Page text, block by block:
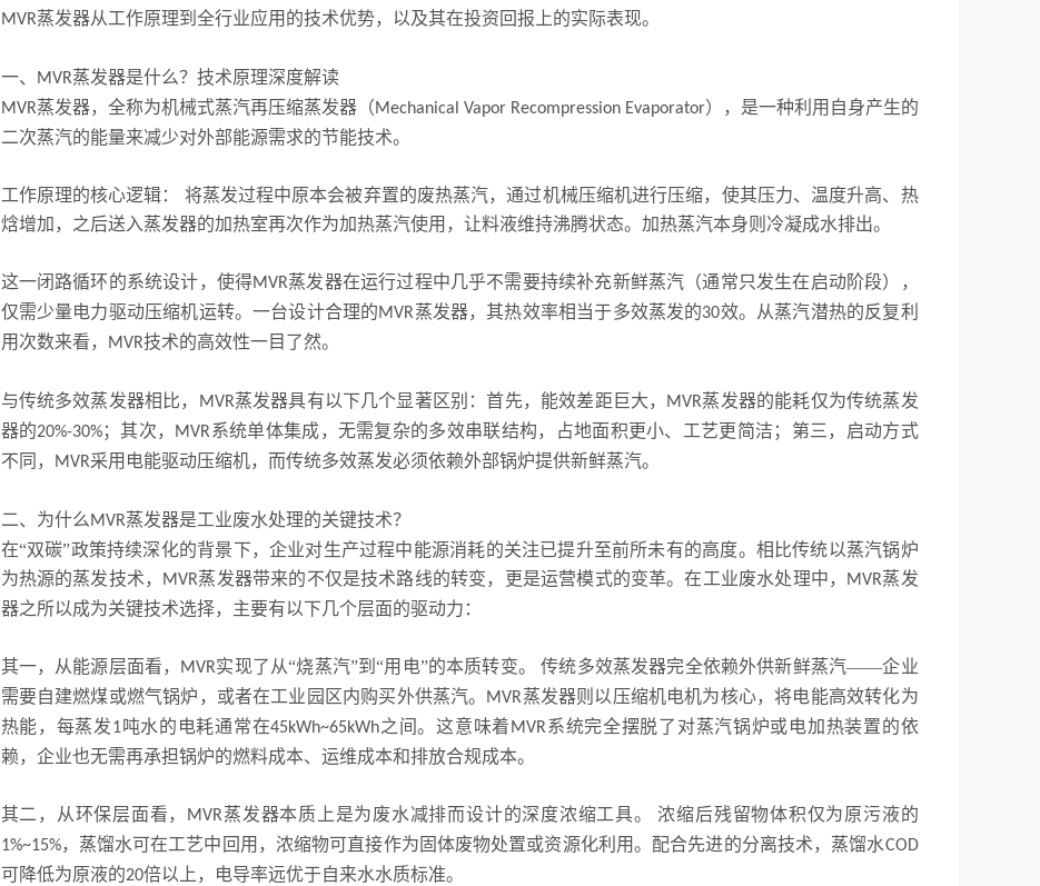
MVR蒸发器从工作原理到全行业应用的技术优势，以及其在投资回报上的实际表现。
一、 MVR蒸发器是什么？技术原理深度解读
MVR蒸发器，全称为机械式蒸汽再压缩蒸发器（Mechanical Vapor Recompression Evaporator），是一种利用自身产生的
二次蒸汽的能量来减少对外部能源需求的节能技术。
工作原理的核心逻辑：
将蒸发过程中原本会被弃置的废热蒸汽，通过机械压缩机进行压缩，使其压力、温度升高、热
焓增加，之后送入蒸发器的加热室再次作为加热蒸汽使用，让料液维持沸腾状态。加热蒸汽本身则冷凝成水排出。
这一闭路循环的系统设计，使得MVR蒸发器在运行过程中几乎不需要持续补充新鲜蒸汽（通常只发生在启动阶段），
仅需少量电力驱动压缩机运转。一台设计合理的MVR蒸发器，其热效率相当于多效蒸发的30效。从蒸汽潜热的反复利
用次数来看，
MVR技术的高效性一目了然。
与传统多效蒸发器相比， MVR蒸发器具有以下几个显著区别：首先，能效差距巨大， MVR蒸发器的能耗仅为传统蒸发
器的20%-30%；其次， MVR系统单体集成，无需复杂的多效串联结构，占地面积更小、工艺更简洁；第三，启动方式
不同，
MVR采用电能驱动压缩机，而传统多效蒸发必须依赖外部锅炉提供新鲜蒸汽。
二、为什么 MVR蒸发器是工业废水处理的关键技术？
在“双碳”政策持续深化的背景下，企业对生产过程中能源消耗的关注已提升至前所未有的高度。相比传统以蒸汽锅炉
为热源的蒸发技术，
MVR蒸发器带来的不仅是技术路线的转变，更是运营模式的变革。在工业废水处理中， MVR蒸发
器之所以成为关键技术选择，主要有以下几个层面的驱动力：
其一，从能源层面看， MVR实现了从“烧蒸汽”到“用电”的本质转变。 传统多效蒸发器完全依赖外供新鲜蒸汽——企业
需要自建燃煤或燃气锅炉，或者在工业园区内购买外供蒸汽。
MVR蒸发器则以压缩机电机为核心，将电能高效转化为
热能，每蒸发1吨水的电耗通常在45kWh~65kWh之间。这意味着 MVR系统完全摆脱了对蒸汽锅炉或电加热装置的依
赖，企业也无需再承担锅炉的燃料成本、运维成本和排放合规成本。
其二，从环保层面看， MVR蒸发器本质上是为废水减排而设计的深度浓缩工具。 浓缩后残留物体积仅为原污液的
1%~15%，蒸馏水可在工艺中回用，浓缩物可直接作为固体废物处置或资源化利用。配合先进的分离技术，蒸馏水COD
可降低为原液的20倍以上，电导率远优于自来水水质标准。